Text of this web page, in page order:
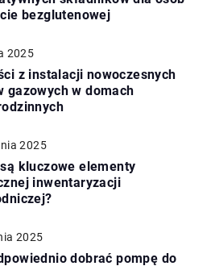
bezglutenowej
2025
z instalacji nowoczesnych
gazowych w domach
2025
kluczowe elementy
inwentaryzacji
2025
dobrać pompę do